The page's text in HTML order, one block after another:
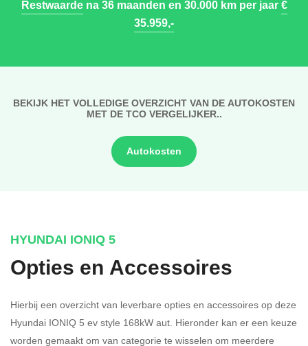
Restwaardena 36 maanden en 30.000 km per jaar€
35.959,-
BEKIJK HET VOLLEDIGE OVERZICHT VAN DE AUTOKOSTEN
MET DE TCO VERGELIJKER..
Autokosten
HYUNDAI IONIQ 5
Opties en Accessoires
Hierbij een overzicht van leverbare opties en accessoires op deze
Hyundai IONIQ 5 ev style 168kW aut. Hieronder kan er een keuze
worden gemaakt om van categorie te wisselen om meerdere